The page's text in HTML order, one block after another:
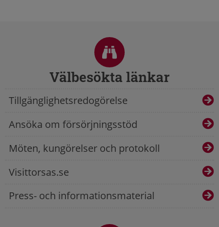
Välbesökta länkar
Tillgänglighetsredogörelse
Ansöka om försörjningsstöd
Möten, kungörelser och protokoll
Visittorsas.se
Press- och informationsmaterial